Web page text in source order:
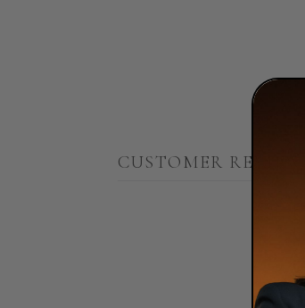
CUSTOMER REVIEWS